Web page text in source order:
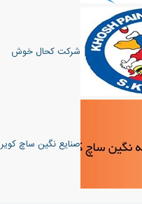
شرکت کحال خوش
صنایع نگین ساچ کویر